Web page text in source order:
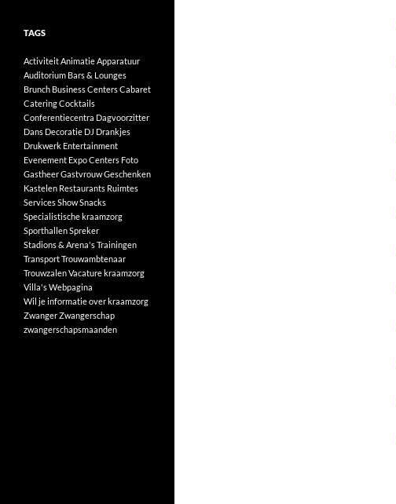
TAGS
ActiviteitAnimatieApparatuur
Auditorium Bars & Lounges
Brunch Business CentersCabaret
CateringCocktails
Conferentiecentra Dagvoorzitter
Dans Decoratie DJ Drankjes
Drukwerk Entertainment
Evenement Expo Centers Foto
GastheerGastvrouwGeschenken
Kastelen Restaurants Ruimtes
ServicesShowSnacks
Specialistische kraamzorg
SporthallenSpreker
Stadions & Arena'sTrainingen
TransportTrouwambtenaar
TrouwzalenVacature kraamzorg
Villa'sWebpagina
Wil je informatie over kraamzorg
ZwangerZwangerschap
zwangerschapsmaanden